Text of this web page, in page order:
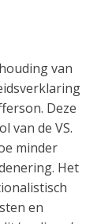
van
Deze
van de VS.
minder
Het
en